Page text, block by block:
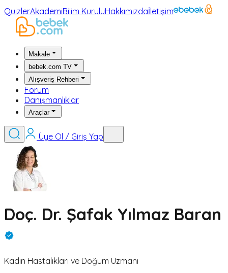
QuizlerAkademiBilim KuruluHakkımızdaİletişim
Makale
bebek.com TV
Alışveriş Rehberi
Forum
Danışmanlıklar
Araçlar
Üye Ol / Giriş Yap
Doç. Dr. Şafak Yılmaz Baran
Kadın Hastalıkları ve Doğum Uzmanı